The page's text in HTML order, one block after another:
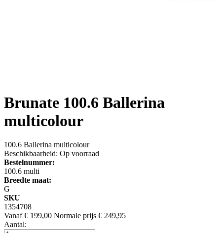
Brunate 100.6 Ballerina
multicolour
100.6 Ballerina multicolour
Beschikbaarheid: Op voorraad
Bestelnummer:
100.6 multi
Breedte maat:
G
SKU
1354708
Vanaf € 199,00 Normale prijs € 249,95
Aantal: